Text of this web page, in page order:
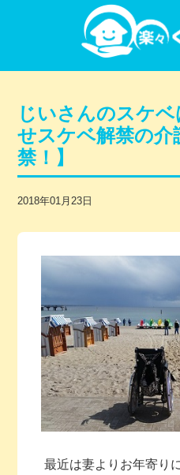
コンテンツに移動
じいさんのスケ
せスケベ解禁の介
禁！】
2018年01月23日
最近は妻よりお年寄り